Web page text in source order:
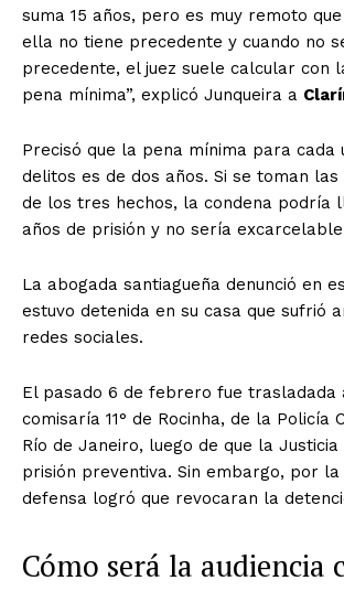
suma 15 años, pero es muy remoto
ella no tiene precedente y cuando no
precedente, el juez suele calcular con
pena mínima”, explicó Junqueira a
Precisó que la pena mínima para cada
delitos es de dos años. Si se toman las
de los tres hechos, la condena podría
años de prisión y no sería
La abogada santiagueña denunció en
estuvo detenida en su casa que sufrió
redes sociales.
El pasado 6 de febrero fue trasladada
comisaría 11° de Rocinha, de la Policía
Río de Janeiro, luego de que la
prisión preventiva. Sin embargo, por
defensa logró que revocaran la
Cómo será la audiencia